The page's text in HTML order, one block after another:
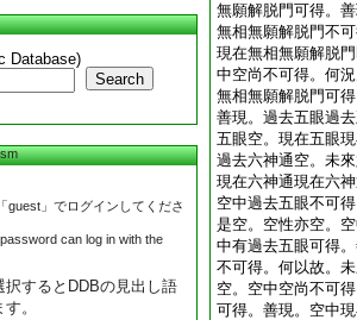
Database)
Search
guest」でログインしてくださ
can log in with the
するとDDBの見出し語
。
無願解脱門可得。
無相無願解脱門不
現在無相無願解脱
中空尚不可得。何
無相無願解脱門可得
善現。過去五眼過
五眼空。現在五眼
過去六神通空。未
現在六神通現在六
空中過去五眼不可
是空。空性亦空。
中有過去五眼可得
不可得。何以故。
空。空中空尚不可
可得。善現。空中